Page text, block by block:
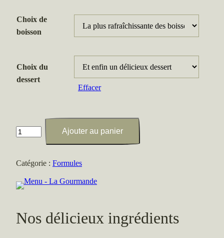
Choix de
boisson
Choix du
dessert
Effacer
quantité
–
La
Ajouter au panier
Catégorie : Formules
Nos délicieux ingrédients